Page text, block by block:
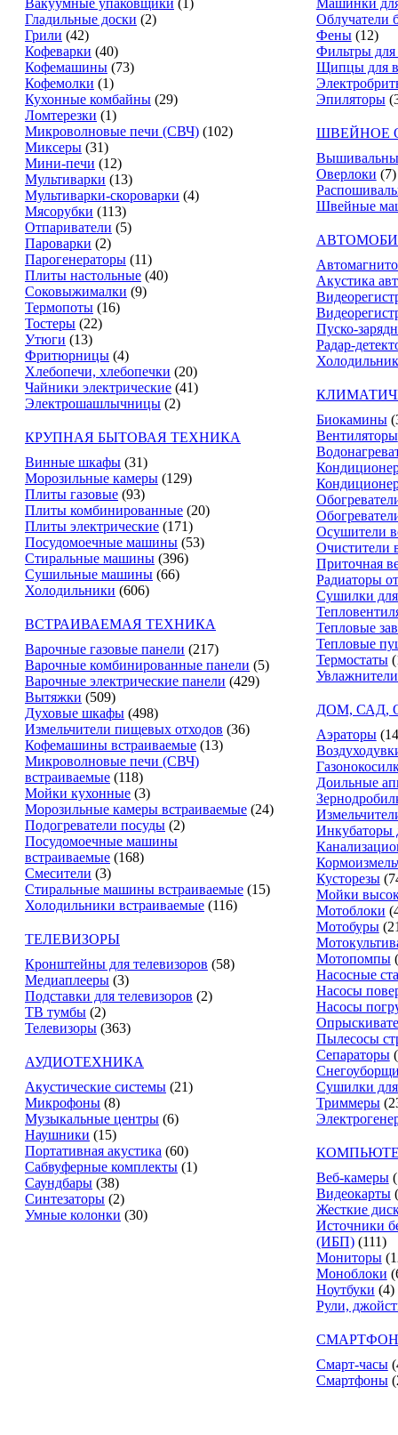
Вакуумные упаковщики (1)
Гладильные доски (2)
Грили (42)
Кофеварки (40)
Кофемашины (73)
Кофемолки (1)
Кухонные комбайны (29)
Ломтерезки (1)
Микроволновые печи (СВЧ) (102)
Миксеры (31)
Мини-печи (12)
Мультиварки (13)
Мультиварки-скороварки (4)
Мясорубки (113)
Отпариватели (5)
Пароварки (2)
Парогенераторы (11)
Плиты настольные (40)
Соковыжималки (9)
Термопоты (16)
Тостеры (22)
Утюги (13)
Фритюрницы (4)
Хлебопечи, хлебопечки (20)
Чайники электрические (41)
Электрошашлычницы (2)
КРУПНАЯ БЫТОВАЯ ТЕХНИКА
Винные шкафы (31)
Морозильные камеры (129)
Плиты газовые (93)
Плиты комбинированные (20)
Плиты электрические (171)
Посудомоечные машины (53)
Стиральные машины (396)
Сушильные машины (66)
Холодильники (606)
ВСТРАИВАЕМАЯ ТЕХНИКА
Варочные газовые панели (217)
Варочные комбинированные панели (5)
Варочные электрические панели (429)
Вытяжки (509)
Духовые шкафы (498)
Измельчители пищевых отходов (36)
Кофемашины встраиваемые (13)
Микроволновые печи (СВЧ)
встраиваемые (118)
Мойки кухонные (3)
Морозильные камеры встраиваемые (24)
Подогреватели посуды (2)
Посудомоечные машины
встраиваемые (168)
Смесители (3)
Стиральные машины встраиваемые (15)
Холодильники встраиваемые (116)
ТЕЛЕВИЗОРЫ
Кронштейны для телевизоров (58)
Медиаплееры (3)
Подставки для телевизоров (2)
ТВ тумбы (2)
Телевизоры (363)
АУДИОТЕХНИКА
Акустические системы (21)
Микрофоны (8)
Музыкальные центры (6)
Наушники (15)
Портативная акустика (60)
Сабвуферные комплекты (1)
Саундбары (38)
Синтезаторы (2)
Умные колонки (30)
Машинки
Облучатели
Фены (12)
Фильтры
Щипцы для
Эпиляторы
ШВЕЙНОЕ
Оверлоки (7)
Швейные
Акустика
Пуско-
Радар-
Биокамины
Вентиляторы
Осушители
Очистители
Приточная
Радиаторы
Сушилки
Тепловые
Тепловые
Термостаты
ДОМ, САД,
Аэраторы
Доильные
Инкубаторы
Кусторезы
Мойки
Мотоблоки
Мотобуры
Мотопомпы
Насосные
Насосы
Насосы
Пылесосы
Сепараторы
Сушилки
Триммеры
Веб-камеры
Видеокарты
Жесткие
Источники
(ИБП) (111)
Мониторы
Моноблоки
Ноутбуки (4)
Рули,
Смарт-часы
Смартфоны